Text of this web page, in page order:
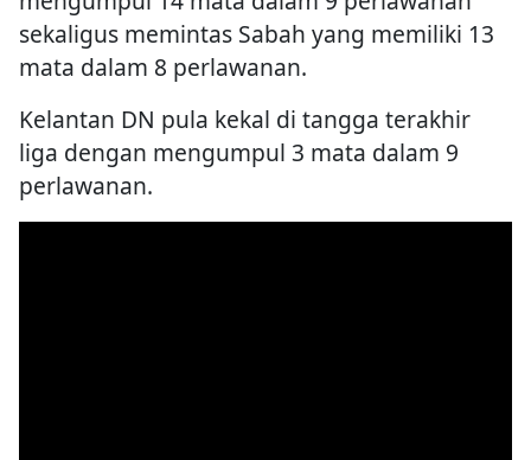
sekaligus memintas Sabah yang memiliki 13
mata dalam 8 perlawanan.
Kelantan DN pula kekal di tangga terakhir
liga dengan mengumpul 3 mata dalam 9
perlawanan.